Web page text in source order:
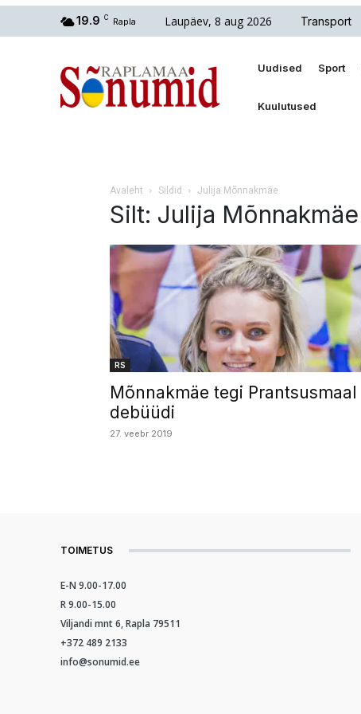
19.9 C Rapla Laupäev, 8 aug 2026 Transport
Uudised Sport
Kuulutused
Avaleht Sildid Julija Mõnnakmäe
Silt: Julija Mõnnakmäe
RS
Mõnnakmäe tegi Prantsusmaal
debüüdi
27. veebr 2019
TOIMETUS
E-N 9.00-17.00
R 9.00-15.00
Viljandi mnt 6, Rapla 79511
+372 489 2133
info@sonumid.ee